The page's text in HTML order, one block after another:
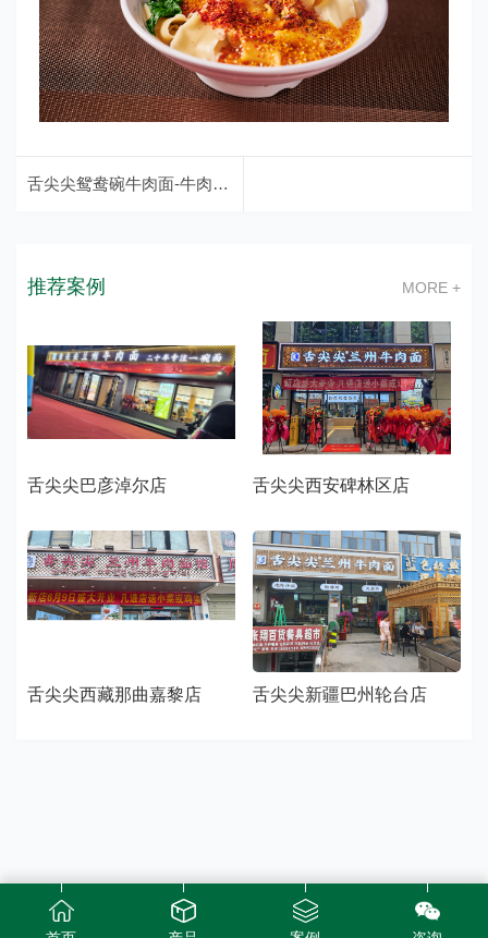
舌尖尖鸳鸯碗牛肉面-牛肉面中的一朵奇花
推荐案例 MORE +
舌尖尖巴彦淖尔店 舌尖尖西安碑林区店
舌尖尖西藏那曲嘉黎店 舌尖尖新疆巴州轮台店